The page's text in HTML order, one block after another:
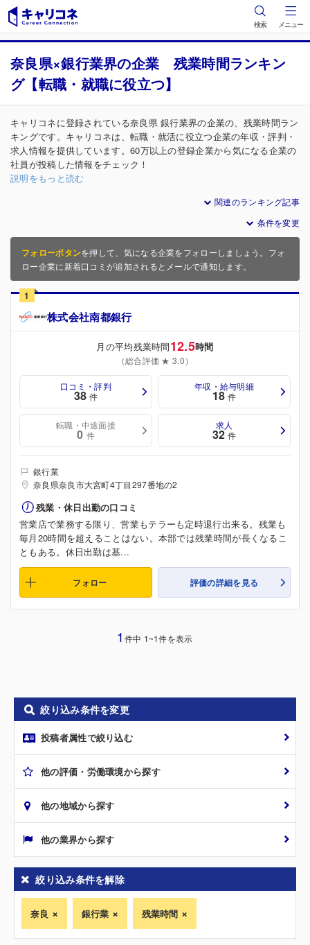
検索 メニュー
奈良県×銀行業界の企業 残業時間ランキン
グ【転職・就職に役立つ】
キャリコネに登録されている奈良県 銀行業界の企業の、残業時間ラン
キングです。キャリコネは、転職・就活に役立つ企業の年収・評判・
求人情報を提供しています。60万以上の登録企業から気になる企業の
社員が投稿した情報をチェック！
説明をもっと読む
関連のランキング記事
条件を変更
フォローボタンを押して、気になる企業をフォローしましょう。フォ
ロー企業に新着口コミが追加されるとメールで通知します。
1
株式会社南都銀行
月の平均残業時間12.5時間
（総合評価 ★ 3.0）
口コミ・評判
38 件
年収・給与明細
18 件
転職・中途面接
0 件
求人
32 件
銀行業
奈良県奈良市大宮町4丁目297番地の2
残業・休日出勤の口コミ
営業店で業務する限り、営業もテラーも定時退行出来る。残業も
毎月20時間を超えることはない。本部では残業時間が長くなるこ
ともある。休日出勤は基...
フォロー 評価の詳細を見る
1 件中 1~1件を表示
絞り込み条件を変更
投稿者属性で絞り込む
他の評価・労働環境から探す
他の地域から探す
他の業界から探す
絞り込み条件を解除
奈良 銀行業 残業時間